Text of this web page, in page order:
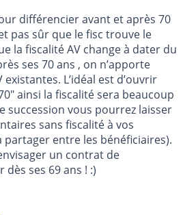
différencier avant et après 70
pas sûr que le fisc trouve le
la fiscalité AV change à dater du
ses 70 ans , on n’apporte
L’idéal est d’ouvrir
ainsi la fiscalité sera beaucoup
succession vous pourrez laisser
sans fiscalité à vos
partager entre les bénéficiaires).
un contrat de
ses 69 ans ! :)